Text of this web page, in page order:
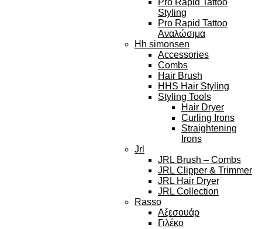
Pro Rapid Tattoo
Styling
Pro Rapid Tattoo
Αναλώσιμα
Hh simonsen
Accessories
Combs
Hair Brush
HHS Hair Styling
Styling Tools
Hair Dryer
Curling Irons
Straightening
Irons
Jrl
JRL Brush – Combs
JRL Clipper & Trimmer
JRL Hair Dryer
JRL Collection
Rasso
Αξεσουάρ
Γιλέκο